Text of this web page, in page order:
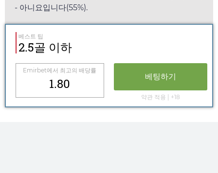
- 아니요입니다(55%).
베스트 팁
2.5골 이하
Emirbet에서 최고의 배당률
1.80 베팅하기
약관 적용 | +18